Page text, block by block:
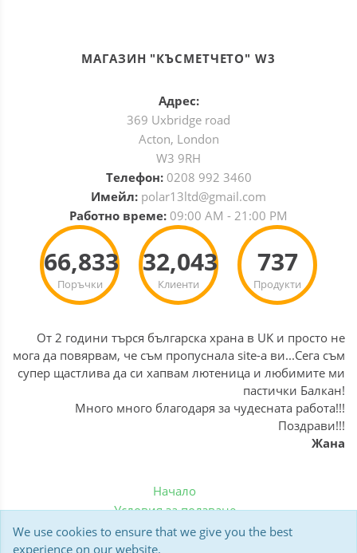
МАГАЗИН "КЪСМЕТЧЕТО" W3
Адрес:
369 Uxbridge road
Acton, London
W3 9RH
Телефон: 0208 992 3460
Имейл: polar13ltd@gmail.com
Работно време: 09:00 AM - 21:00 PM
Поръчки
66,833
Клиенти
32,043
Продукти
737
От 2 години търся българска храна в UK и просто не
мога да повярвам, че съм пропуснала site-а ви...Сега съм
супер щастлива да си хапвам лютеница и любимите ми
пастички Балкан!
Много много благодаря за чудесната работа!!!
Поздрави!!!
Жана
Начало
Условия за ползване
Политика за бисквитки
Доставка
We use cookies to ensure that we give you the best
experience on our website.